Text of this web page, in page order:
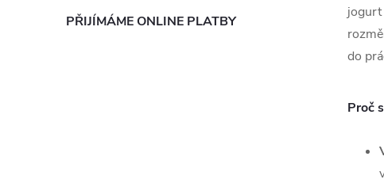
PŘIJÍMÁME ONLINE PLATBY
jogurt
do
Proč